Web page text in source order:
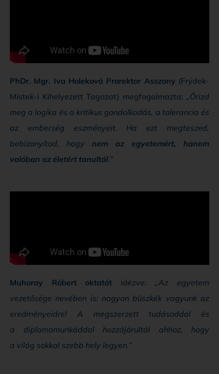
PhDr. Mgr. Iva Holeková Prorektor Asszony(Frýdek-
Místek-i Kihelyezett Tagozat) megfogalmazta: „Őrizd
meg a logika és a kritikus gondolkodás, a tolerancia és
az emberség eszményeit. Ha ezt megteszed,
bebizonyítod, hogy nem az egyetemért, hanem
valóban az életért tanultál.”
Muhoray Róbert oktatót idézve:„Az egyetem
vezetősége nevében is: nagyon büszkék vagyunk az
eredményeidre! A megszerzett tudásoddal és
a diplomamunkáddal hozzájárultál ahhoz, hogy
a világ sokkal szebb hely legyen.”